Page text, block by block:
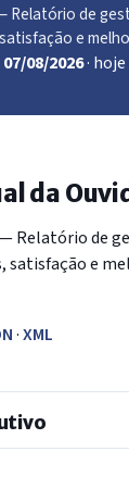
Relatório de
e
07/08/2026· hoje
da
Relatório de
satisfação e
·XML